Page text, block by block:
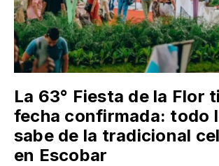
La 63° Fiesta de la Flor
fecha confirmada: todo
sabe de la tradicional
en Escobar